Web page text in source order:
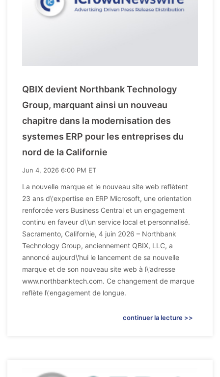
QBIX devient Northbank Technology
Group, marquant ainsi un nouveau
chapitre dans la modernisation des
systemes ERP pour les entreprises du
nord de la Californie
Jun 4, 2026 6:00 PM ET
La nouvelle marque et le nouveau site web reflètent
23 ans d\'expertise en ERP Microsoft, une orientation
renforcée vers Business Central et un engagement
continu en faveur d\'un service local et personnalisé.
Sacramento, Californie, 4 juin 2026 – Northbank
Technology Group, anciennement QBIX, LLC, a
annoncé aujourd\'hui le lancement de sa nouvelle
marque et de son nouveau site web à l\'adresse
www.northbanktech.com. Ce changement de marque
reflète l\'engagement de longue.
continuer la lecture >>